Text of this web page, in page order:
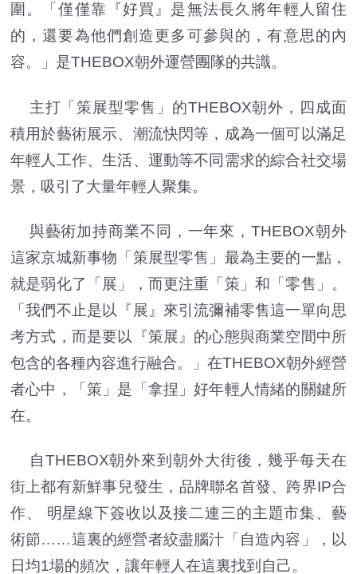
圍。「僅僅靠『好買』是無法長久將年輕人留住
的，還要為他們創造更多可參與的，有意思的內
容。」是THEBOX朝外運營團隊的共識。
主打「策展型零售」的THEBOX朝外，四成面
積用於藝術展示、潮流快閃等，成為一個可以滿足
年輕人工作、生活、運動等不同需求的綜合社交場
景，吸引了大量年輕人聚集。
與藝術加持商業不同，一年來，THEBOX朝外
這家京城新事物「策展型零售」最為主要的一點，
就是弱化了「展」，而更注重「策」和「零售」。
「我們不止是以『展』來引流彌補零售這一單向思
考方式，而是要以『策展』的心態與商業空間中所
包含的各種內容進行融合。」在THEBOX朝外經營
者心中，「策」是「拿捏」好年輕人情緒的關鍵所
在。
自THEBOX朝外來到朝外大街後，幾乎每天在
街上都有新鮮事兒發生，品牌聯名首發、跨界IP合
作、 明星線下簽收以及接二連三的主題市集、藝
術節……這裏的經營者絞盡腦汁「自造內容」，以
日均1場的頻次，讓年輕人在這裏找到自己。